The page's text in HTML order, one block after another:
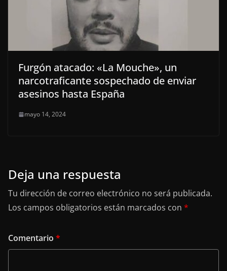
Furgón atacado: «La Mouche», un
narcotraficante sospechado de enviar
asesinos hasta España
mayo 14, 2024
Deja una respuesta
Tu dirección de correo electrónico no será publicada.
Los campos obligatorios están marcados con *
Comentario *